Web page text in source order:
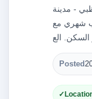
- مدينة
شهري مع
Posted